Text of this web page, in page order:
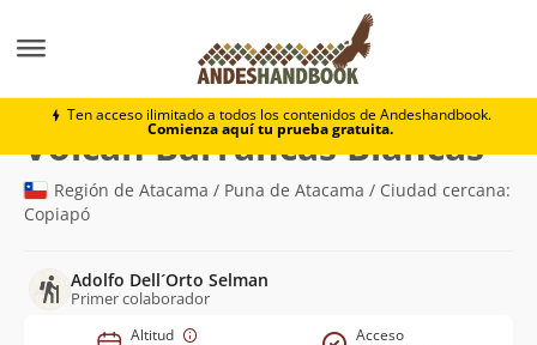
Ten acceso ilimitado a todos los contenidos de Andeshandbook.
Comienza aquí tu prueba gratuita.
Volcán Barrancas Blancas
Volcán Barrancas Blancas
Región de Atacama / Puna de Atacama / Ciudad cercana:
Copiapó
Adolfo Dell´Orto Selman
Primer colaborador
Altitud Acceso